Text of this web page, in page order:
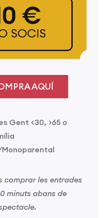
€
SOCIS
AQUÍ
Gent <30, >65 o
comprar les entrades
minuts abans de